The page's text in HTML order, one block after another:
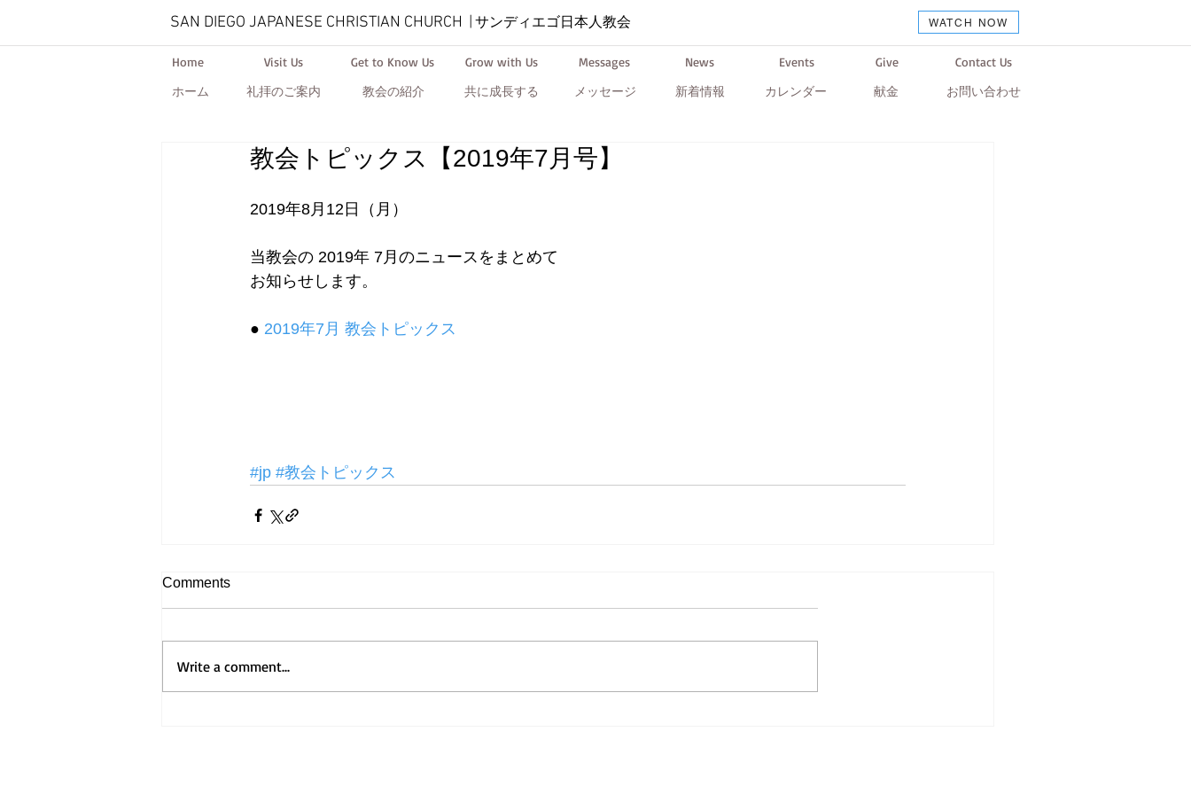
SAN DIEGO JAPANESE CHRISTIAN CHURCH サンディエゴ日本人教会 WATCH NOW
Home
ホーム
Visit Us
礼拝のご案内
Get to Know Us
教会の紹介
Grow with Us
共に成長する
Messages
メッセージ
News
新着情報
Events
カレンダー
Give
献金
Contact Us
お問い合わせ
教会トピックス【2019年7月号】
2019年8月12日（月）
当教会の 2019年 7月のニュースをまとめて
お知らせします。
● 2019年7月 教会トピックス
#jp #教会トピックス
Comments
Write a comment...